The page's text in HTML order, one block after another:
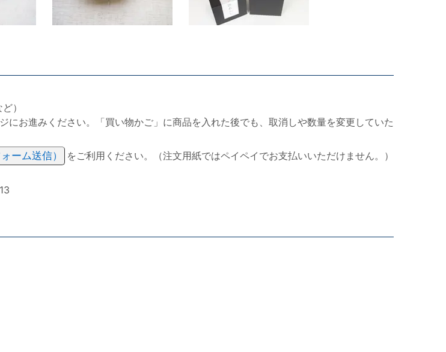
）
にお進みください。「買い物かご」に商品を入れた後でも、取消しや数量を変更していた
ーム送信）
をご利用ください。（注文用紙ではペイペイでお支払いいただけません。）